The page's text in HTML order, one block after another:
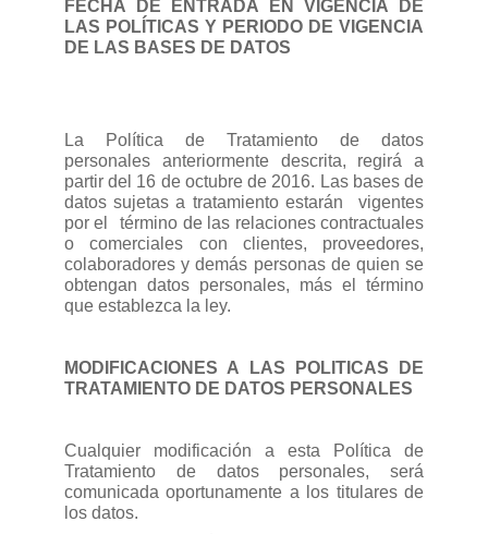
FECHA DE ENTRADA EN VIGENCIA DE
LAS POLÍTICAS Y PERIODO DE VIGENCIA
DE LAS BASES DE DATOS
La Política de Tratamiento de datos
personales anteriormente descrita, regirá a
partir del 16 de octubre de 2016. Las bases de
datos sujetas a tratamiento estarán
vigentes
por el
término de las relaciones contractuales
o comerciales con clientes, proveedores,
colaboradores y demás personas de quien se
obtengan datos personales, más el término
que establezca la ley.
MODIFICACIONES A LAS POLITICAS DE
TRATAMIENTO DE DATOS PERSONALES
Cualquier modificación a esta Política de
Tratamiento de datos personales, será
comunicada oportunamente a los titulares de
los datos.